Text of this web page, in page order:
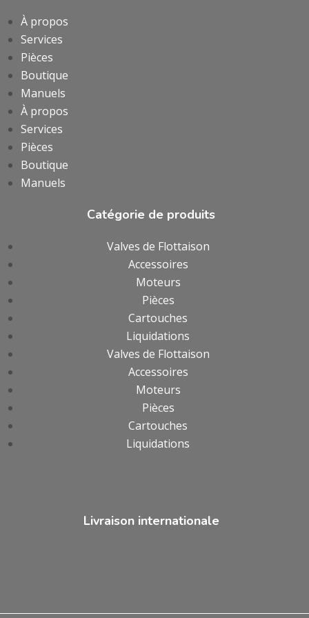
À propos
Services
Pièces
Boutique
Manuels
À propos
Services
Pièces
Boutique
Manuels
Catégorie de produits
Valves de Flottaison
Accessoires
Moteurs
Pièces
Cartouches
Liquidations
Valves de Flottaison
Accessoires
Moteurs
Pièces
Cartouches
Liquidations
Livraison internationale